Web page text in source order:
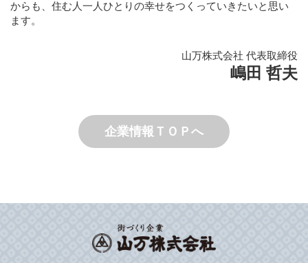
からも、住む人一人ひとりの幸せをつくっていきたいと思い
ます。
山万株式会社 代表取締役
嶋田 哲夫
企業情報ＴＯＰへ